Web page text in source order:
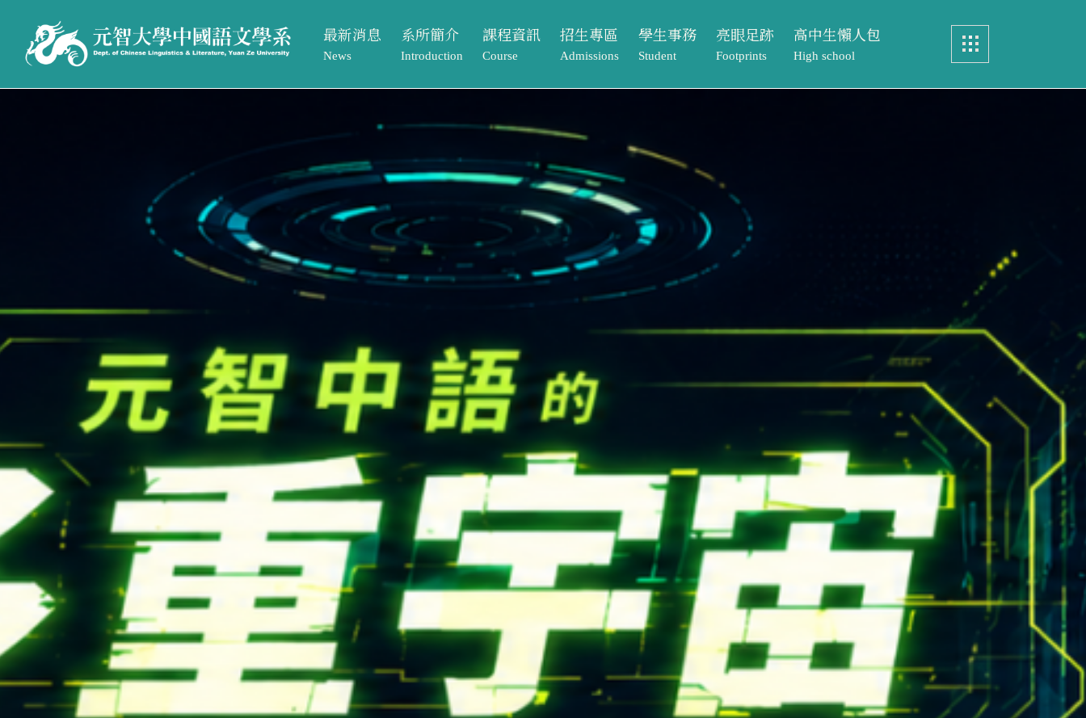
最新消息
News
系所公告
招生訊息
系所簡介
Introduction
系所介紹
系所成員
常見問題Q&A
課程資訊
Course
課程架構
大學部
碩士班
招生專區
Admissions
本籍生
境外生
學生事務
Student
系學會
系友專區
亮眼足跡
Footprints
元智文學獎
專案實習
成果與榮耀
高中生懶人包
High school
News
系所活動
系所公告
Introduction
系所介紹
系所成員
相關法規與表單
課程資訊
Course
課程架構
大學部
碩士班
Admissions
本籍生
境外生
學生事務
Student
獎助學金
系學會
系友專區
Footprints
畢業製作
元智文學獎
歷屆研究生論文
元智文學獎高中組
National Tsing Hua University © Copyright All Rights Reserved.
蘋果網頁設計
CONTACT
Email：cldept@saturn.yzu.edu.tw
校本部電話： +886-3-4638800 #2706,2707
地址：桃園市中壢區遠東路 135 號  元智五館 6 樓